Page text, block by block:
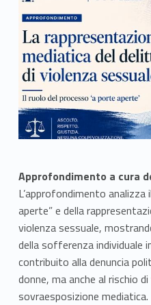
Approfondimento a cura
L’approfondimento
aperte” e della
violenza sessuale,
della sofferenza individuale
contribuito alla denuncia
donne, ma anche al rischio
sovraesposizione mediatica.